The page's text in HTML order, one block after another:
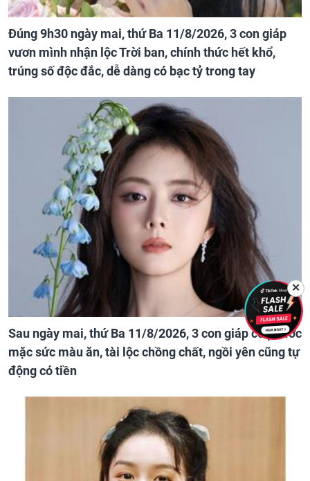
Đúng 9h30 ngày mai, thứ Ba 11/8/2026, 3 con giáp
vươn mình nhận lộc Trời ban, chính thức hết khổ,
trúng số độc đắc, dễ dàng có bạc tỷ trong tay
Sau ngày mai, thứ Ba 11/8/2026, 3 con giáp có phước
mặc sức màu ăn, tài lộc chồng chất, ngồi yên cũng tự
động có tiền
✕